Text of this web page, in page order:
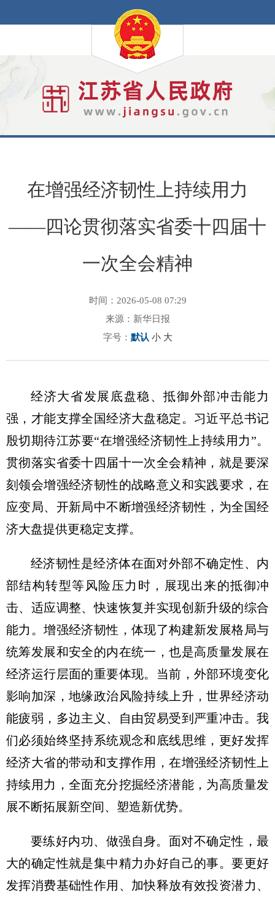
在增强经济韧性上持续用力
——四论贯彻落实省委十四届十
一次全会精神
时间：2026-05-08 07:29
来源：新华日报
字号： 默认 小 大
经济大省发展底盘稳、抵御外部冲击能力
强，才能支撑全国经济大盘稳定。习近平总书记
殷切期待江苏要“在增强经济韧性上持续用力”。
贯彻落实省委十四届十一次全会精神，就是要深
刻领会增强经济韧性的战略意义和实践要求，在
应变局、开新局中不断增强经济韧性，为全国经
济大盘提供更稳定支撑。
经济韧性是经济体在面对外部不确定性、内
部结构转型等风险压力时，展现出来的抵御冲
击、适应调整、快速恢复并实现创新升级的综合
能力。增强经济韧性，体现了构建新发展格局与
统筹发展和安全的内在统一，也是高质量发展在
经济运行层面的重要体现。当前，外部环境变化
影响加深，地缘政治风险持续上升，世界经济动
能疲弱，多边主义、自由贸易受到严重冲击。我
们必须始终坚持系统观念和底线思维，更好发挥
经济大省的带动和支撑作用，在增强经济韧性上
持续用力，全面充分挖掘经济潜能，为高质量发
展不断拓展新空间、塑造新优势。
要练好内功、做强自身。面对不确定性，最
大的确定性就是集中精力办好自己的事。要更好
发挥消费基础性作用、加快释放有效投资潜力、